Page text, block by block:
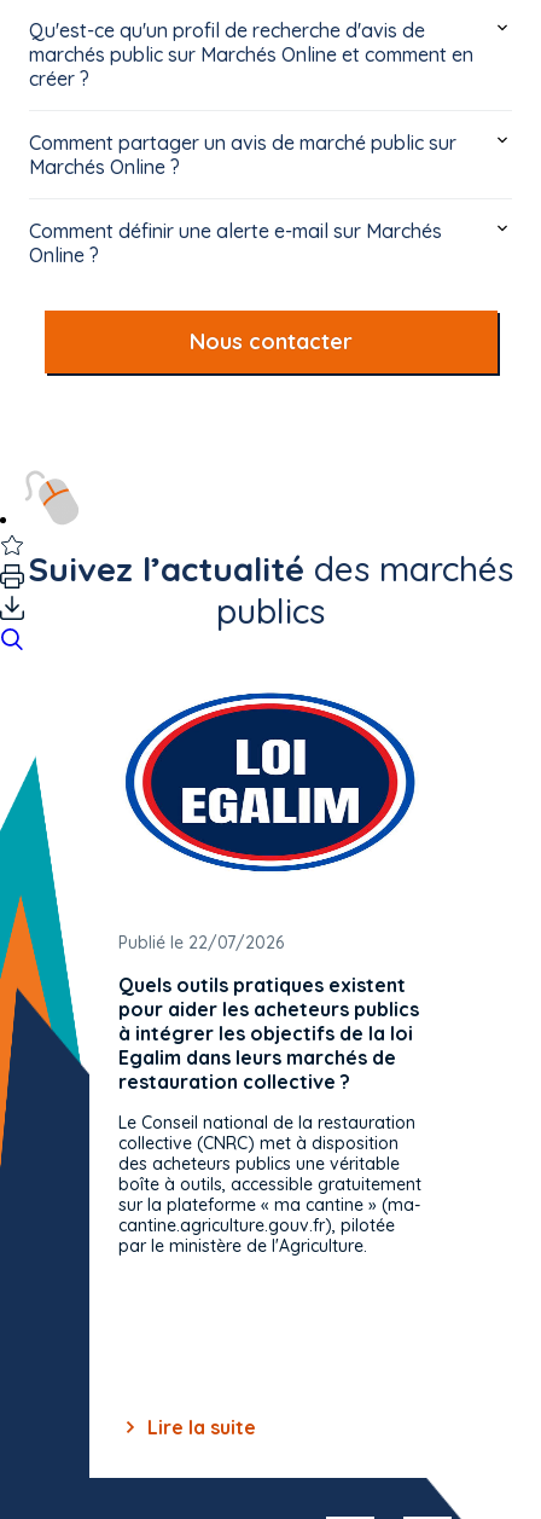
Qu'est-ce qu'un profil de recherche d'avis de
marchés public sur Marchés Online et comment en
créer ?
Comment partager un avis de marché public sur
Marchés Online ?
Comment définir une alerte e-mail sur Marchés
Online ?
Nous contacter
Suivez l’actualité des marchés
publics
Publié le 22/07/2026
Quels outils pratiques existent
pour aider les acheteurs publics
à intégrer les objectifs de la loi
Egalim dans leurs marchés de
restauration collective ?
Le Conseil national de la restauration
collective (CNRC) met à disposition
des acheteurs publics une véritable
boîte à outils, accessible gratuitement
sur la plateforme « ma cantine » (ma-
cantine.agriculture.gouv.fr), pilotée
par le ministère de l'Agriculture.
Lire la suite